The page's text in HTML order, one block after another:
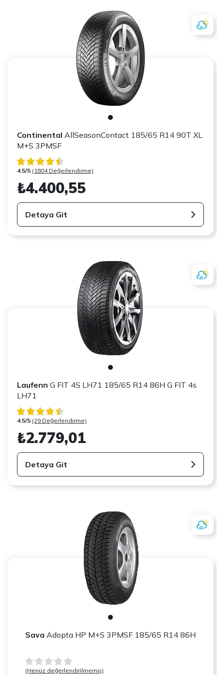
Continental AllSeasonContact 185/65 R14 90T XL
M+S 3PMSF
4.5/5 (1804 Değerlendirme)
₺4.400,55
Detaya Git
Laufenn G FIT 4S LH71 185/65 R14 86H G FIT 4s
LH71
4.5/5 (29 Değerlendirme)
₺2.779,01
Detaya Git
Sava Adopta HP M+S 3PMSF 185/65 R14 86H
(Henüz değerlendirilmemiş)